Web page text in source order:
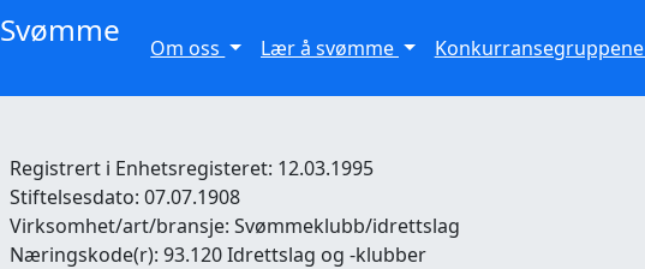
Svømme
Om oss Lær å svømme Konkurransegruppene
Registrert i Enhetsregisteret: 12.03.1995
Stiftelsesdato: 07.07.1908
Virksomhet/art/bransje: Svømmeklubb/idrettslag
Næringskode(r): 93.120 Idrettslag og -klubber